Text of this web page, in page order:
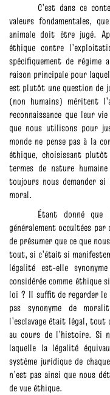
C’est dans ce
valeurs fondamentales,
animale doit être jugé.
éthique contre
spécifiquement de
raison principale pour
est plutôt une question de
(non humains) méritent
reconnaissance que leur
que nous utilisons pour
monde ne pense pas à la
éthique, choisissant
termes de nature
toujours nous demander
moral.
Étant donné
généralement occultées
de présumer que ce que
tout, si c’était si
légalité est-elle
considérée comme éthique
loi ? Il suffit de regarder le
pas synonyme de
l’esclavage était légal, tout
au cours de l’histoire. Si
laquelle la légalité
système juridique de
n’est pas ainsi que nous
de vue éthique.